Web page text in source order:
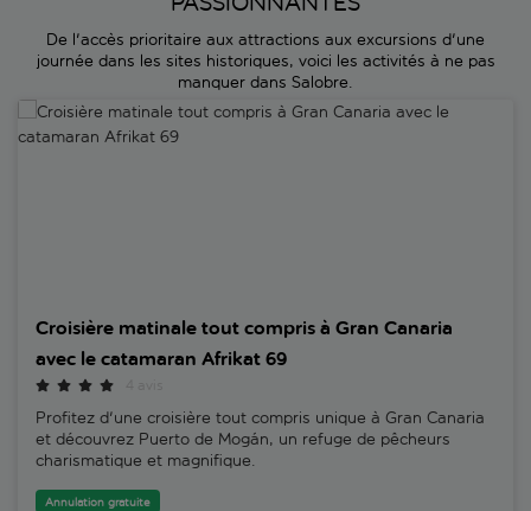
De l'accès prioritaire aux attractions aux excursions d'une
journée dans les sites historiques, voici les activités à ne pas
manquer dans Salobre.
Croisière matinale tout compris à Gran Canaria avec le catamaran
Croisière matinale tout compris à Gran Canaria
avec le catamaran Afrikat 69
Profitez d'une croisière tout compris unique à Gran Canaria
et découvrez Puerto de Mogán, un refuge de pêcheurs
charismatique et magnifique.
Annulation gratuite